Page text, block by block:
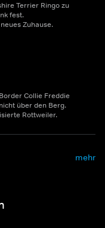
Terrier Ringo zu
fest.
Zuhause.
Collie Freddie
über den Berg.
Rottweiler.
mehr